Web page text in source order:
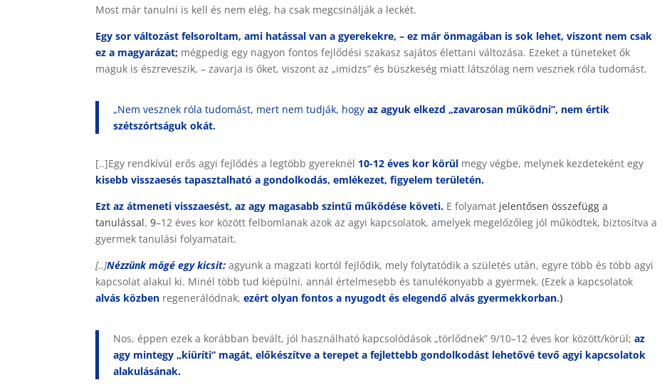
Most már tanulni is kell és nem elég, ha csak megcsinálják a leckét.
Egy sor változást felsoroltam, ami hatással van a gyerekekre, – ez már önmagában is sok lehet, viszont nem csak
ez a magyarázat; mégpedig egy nagyon fontos fejlődési szakasz sajátos élettani változása. Ezeket a tüneteket ők
maguk is észreveszik, – zavarja is őket, viszont az „imidzs” és büszkeség miatt látszólag nem vesznek róla tudomást.
„Nem vesznek róla tudomást, mert nem tudják, hogyaz agyuk elkezd „zavarosan működni”, nem értik
szétszórtságuk okát.
[..]Egy rendkívül erős agyi fejlődés a legtöbb gyereknél 10-12 éves kor körül megy végbe, melynek kezdeteként egy
kisebb visszaesés tapasztalható a gondolkodás, emlékezet, figyelem területén.
Ezt az átmeneti visszaesést, az agy magasabb szintű működése követi. E folyamat jelentősen összefügg a
tanulással. 9–12 éves kor között felbomlanak azok az agyi kapcsolatok, amelyek megelőzőleg jól működtek, biztosítva a
gyermek tanulási folyamatait.
[..]Nézzünk mögé egy kicsit: agyunk a magzati kortól fejlődik, mely folytatódik a születés után, egyre több és több agyi
kapcsolat alakul ki. Minél több tud kiépülni, annál értelmesebb és tanulékonyabb a gyermek. (Ezek a kapcsolatok
alvás közben regenerálódnak,ezért olyan fontos a nyugodt és elegendő alvás gyermekkorban.)
Nos, éppen ezek a korábban bevált, jól használható kapcsolódások „törlődnek” 9/10–12 éves kor között/körül;az
agy mintegy „kiüríti” magát, előkészítve a terepet a fejlettebb gondolkodást lehetővé tevő agyi kapcsolatok
alakulásának.